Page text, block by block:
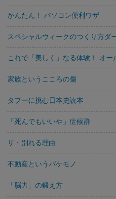
かんたん！ パソコン便利ワザ
スペシャルウィークのつくり方ダ
これで「美しく」なる体験！ オー
家族というこころの傷
タブーに挑む日本史読本
「死んでもいいや」症候群
ザ・別れる理由
不動産というバケモノ
「脳力」の鍛え方